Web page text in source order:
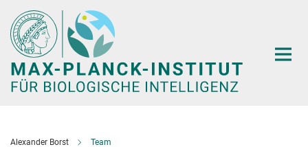
Hauptinhalt
Alexander Borst Team